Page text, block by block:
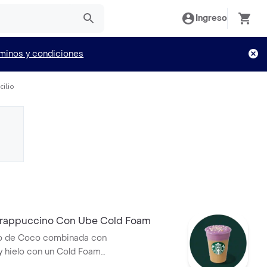
Ingreso
y condiciones
Con Ube Cold Foam
de Coco combinada con
hielo con un Cold Foam